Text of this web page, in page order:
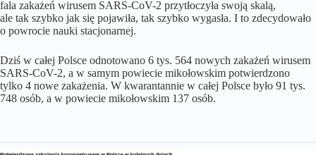
fala zakażeń wirusem SARS-CoV-2 przytłoczyła swoją skalą,
ale tak szybko jak się pojawiła, tak szybko wygasła. I to zdecydowało
o powrocie nauki stacjonarnej.
Dziś w całej Polsce odnotowano 6 tys. 564 nowych zakażeń wirusem
SARS-CoV-2, a w samym powiecie mikołowskim potwierdzono
tylko 4 nowe zakażenia. W kwarantannie w całej Polsce było 91 tys.
748 osób, a w powiecie mikołowskim 137 osób.